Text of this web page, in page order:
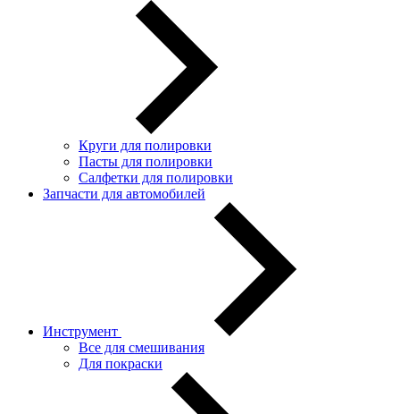
Круги для полировки
Пасты для полировки
Салфетки для полировки
Запчасти для автомобилей
Инструмент
Все для смешивания
Для покраски